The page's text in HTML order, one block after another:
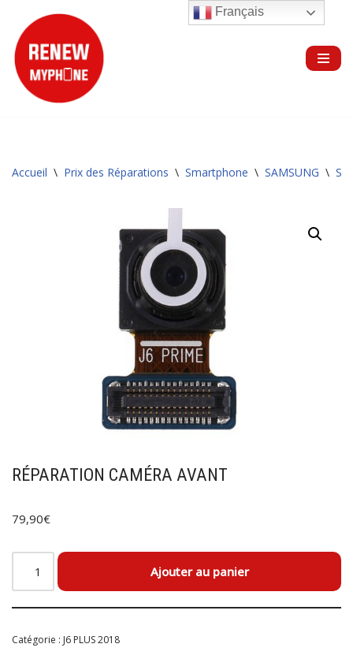
Aller
au
contenu
Accueil \ Prix des Réparations \ Smartphone \ SAMSUNG \
RÉPARATION CAMÉRA AVANT
79,90€
Ajouter au panier
Catégorie : J6 PLUS 2018
Français